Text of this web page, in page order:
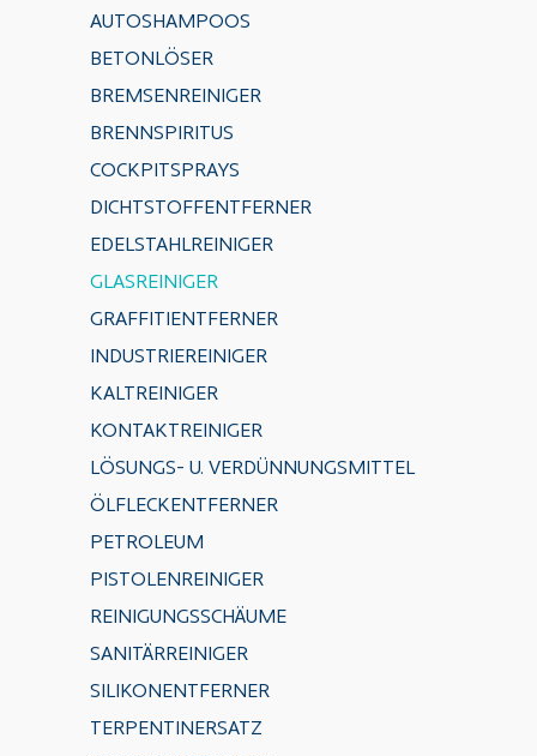
AUTOSHAMPOOS
BETONLÖSER
BREMSENREINIGER
BRENNSPIRITUS
COCKPITSPRAYS
DICHTSTOFFENTFERNER
EDELSTAHLREINIGER
GLASREINIGER
GRAFFITIENTFERNER
INDUSTRIEREINIGER
KALTREINIGER
KONTAKTREINIGER
LÖSUNGS- U. VERDÜNNUNGSMITTEL
ÖLFLECKENTFERNER
PETROLEUM
PISTOLENREINIGER
REINIGUNGSSCHÄUME
SANITÄRREINIGER
SILIKONENTFERNER
TERPENTINERSATZ